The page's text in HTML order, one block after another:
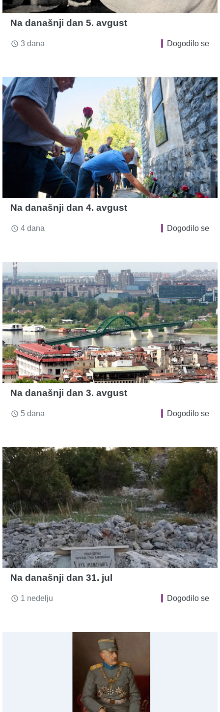
Na današnji dan 5. avgust
access_time 3 dana Dogodilo se
Na današnji dan 4. avgust
access_time 4 dana Dogodilo se
Na današnji dan 3. avgust
access_time 5 dana Dogodilo se
Na današnji dan 31. jul
access_time 1 nedelju Dogodilo se